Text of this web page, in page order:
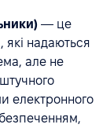
— це
які надаються
але не
електронного